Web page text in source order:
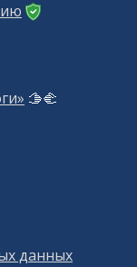
🫱‍🫲
данных